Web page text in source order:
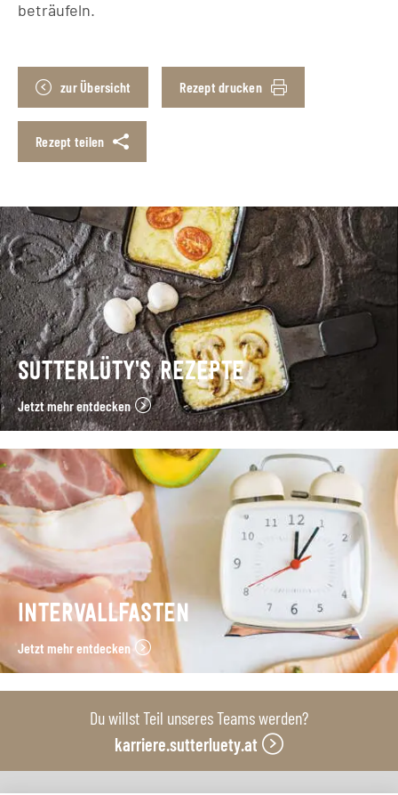
beträufeln.
zur Übersicht Rezept drucken
Rezept teilen
SUTTERLÜTY’S REZEPTE
Jetzt mehr entdecken
INTERVALLFASTEN
Jetzt mehr entdecken
Du willst Teil unseres Teams werden?
karriere.sutterluety.at